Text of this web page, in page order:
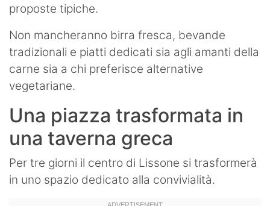
proposte tipiche.
Non mancheranno birra fresca, bevande
tradizionali e piatti dedicati sia agli amanti della
carne sia a chi preferisce alternative
vegetariane.
Una piazza trasformata in
una taverna greca
Per tre giorni il centro di Lissone si trasformerà
in uno spazio dedicato alla convivialità.